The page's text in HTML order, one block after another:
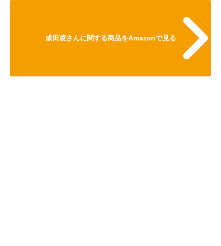
成田凌さんに関する商品をAmazonで見る